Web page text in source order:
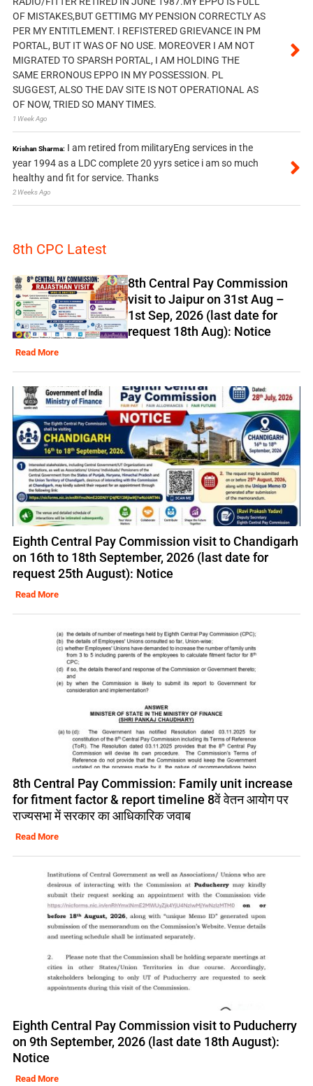
OF MISTAKES,BUT GETTIMG MY PENSION CORRECTLY AS
PER MY ENTITLEMENT. I REFISTERED GRIEVANCE IN PM
PORTAL, BUT IT WAS OF NO USE. MOREOVER I AM NOT
MIGRATED TO SPARSH PORTAL, I AM HOLDING THE
SAME ERRONOUS EPPO IN MY POSSESSION. PL
SUGGEST, ALSO THE DAV SITE IS NOT OPERATIONAL AS
OF NOW, TRIED SO MANY TIMES.
1 Week Ago
Krishan Sharma: I am retired from militaryEng services in the
year 1994 as a LDC complete 20 yyrs setice i am so much
healthy and fit for service. Thanks
2 Weeks Ago
8th CPC Latest
8th Central Pay Commission
visit to Jaipur on 31st Aug –
1st Sep, 2026 (last date for
request 18th Aug): Notice
Read More
Eighth Central Pay Commission visit to Chandigarh
on 16th to 18th September, 2026 (last date for
request 25th August): Notice
Read More
8th Central Pay Commission: Family unit increase
for fitment factor & report timeline 8वें वेतन आयोग पर
राज्यसभा में सरकार का आधिकारिक जवाब
Read More
Eighth Central Pay Commission visit to Puducherry
on 9th September, 2026 (last date 18th August):
Notice
Read More